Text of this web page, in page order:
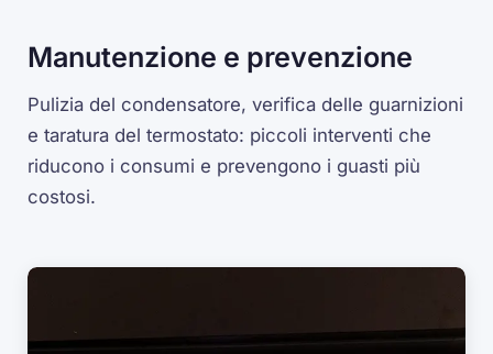
Manutenzione e prevenzione
Pulizia del condensatore, verifica delle guarnizioni
e taratura del termostato: piccoli interventi che
riducono i consumi e prevengono i guasti più
costosi.